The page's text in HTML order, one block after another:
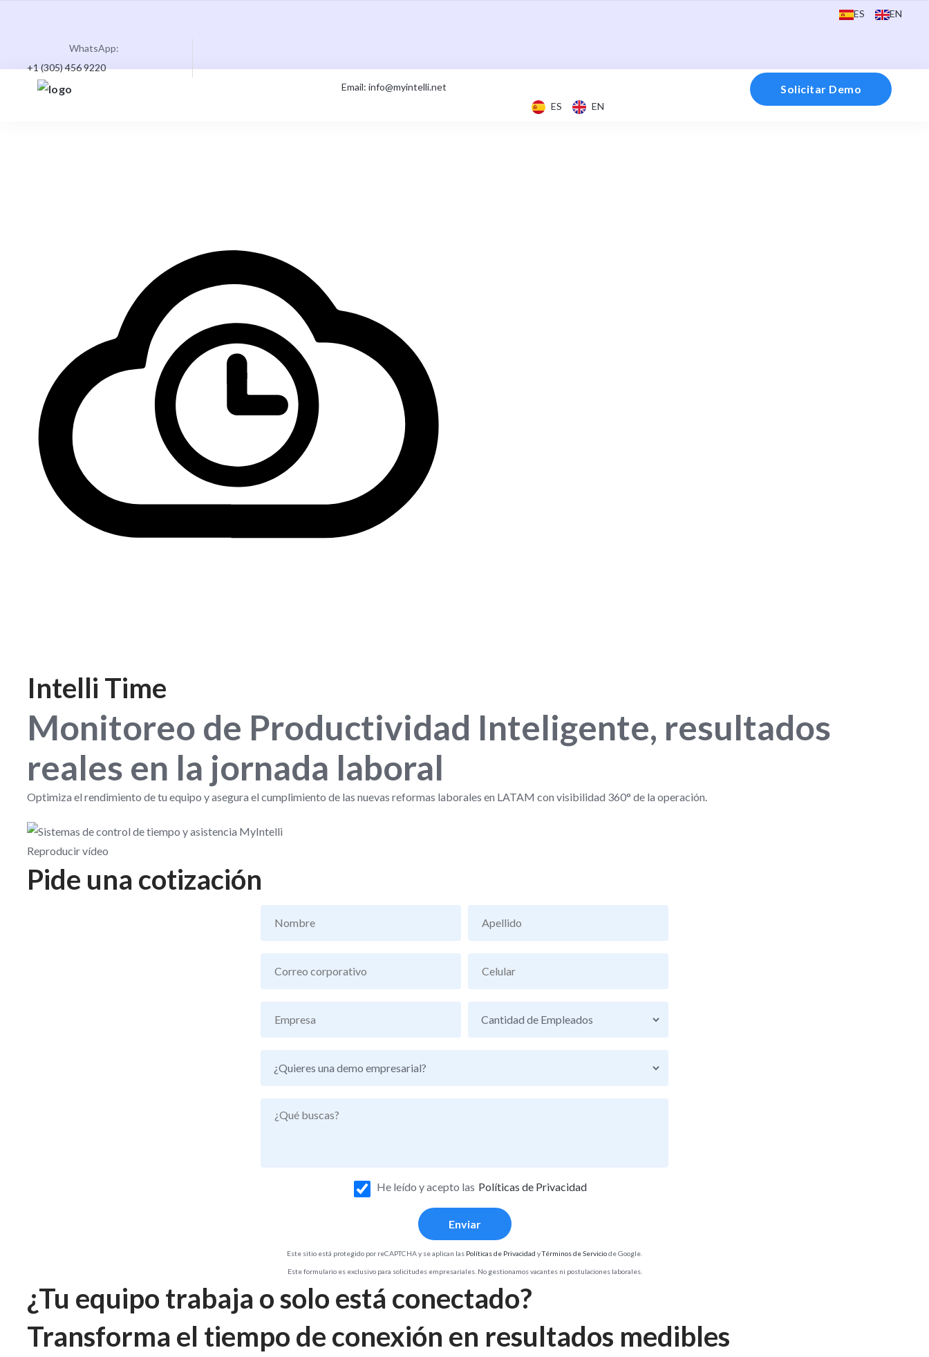
ES EN
WhatsApp:
+1 (305) 456 9220
Email: info@myintelli.net
ES
EN
Solicitar Demo
Intelli Time
Monitoreo de Productividad Inteligente, resultados
reales en la jornada laboral
Optimiza el rendimiento de tu equipo y asegura el cumplimiento de las nuevas reformas laborales en LATAM con visibilidad 360° de la operación.
Reproducir vídeo
Pide una cotización
He leído y acepto las Políticas de Privacidad
Este sitio está protegido por reCAPTCHA y se aplican las Políticas de Privacidad yTérminos de Serviciode Google.
Este formulario es exclusivo para solicitudes empresariales. No gestionamos vacantes ni postulaciones laborales.
¿Tu equipo trabaja o solo está conectado?
Transforma el tiempo de conexión en resultados medibles